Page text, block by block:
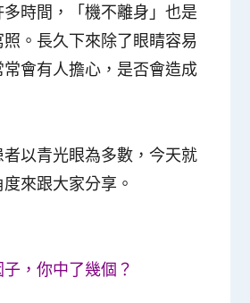
時間，「機不離身」也是
。長久下來除了眼睛容易
會有人擔心，是否會造成
以青光眼為多數，今天就
來跟大家分享。
，你中了幾個？